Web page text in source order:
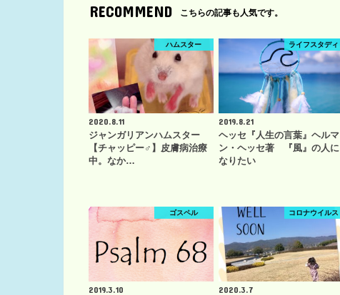
RECOMMEND こちらの記事も人気です。
ハムスター
2020.8.11
ジャンガリアンハムスター
【チャッピー♂】皮膚病治療
中。なか…
ライフスタディ
2019.8.21
ヘッセ『人生の言葉』ヘルマ
ン・ヘッセ著 『風』の人に
なりたい
ゴスペル
2019.3.10
コロナウイルス
2020.3.7